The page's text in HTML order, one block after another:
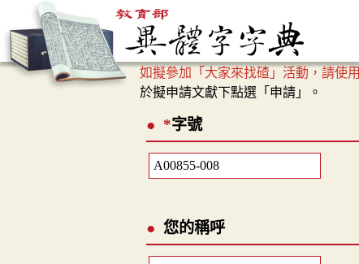
如擬參加「大家來找碴」活動，請使用
於擬申請文獻下點選「申請」。
*字號
您的稱呼